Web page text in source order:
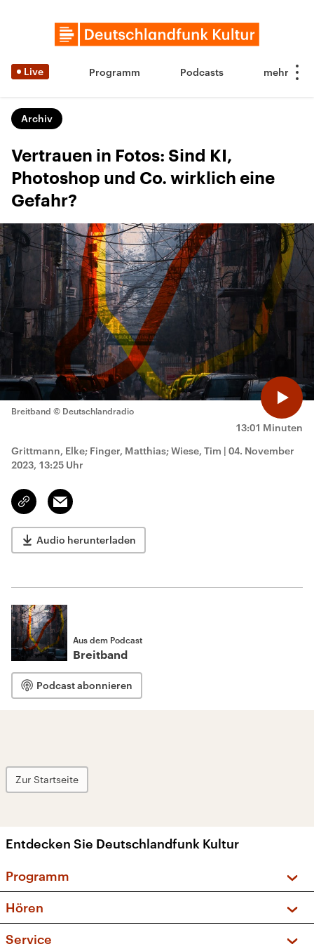
Live Programm Podcasts
Archiv
Vertrauen in Fotos: Sind KI,
Photoshop und Co. wirklich eine
Gefahr?
13:01 Minuten
Breitband © Deutschlandradio
Grittmann, Elke; Finger, Matthias; Wiese, Tim | 04. November
2023, 13:25 Uhr
Link
kopieren/teilen
Email
Audio herunterladen
Aus dem Podcast
Breitband
Podcast abonnieren
Zur Startseite
Entdecken Sie Deutschlandfunk Kultur
Programm
Sendungen und Podcasts
Hören
Service